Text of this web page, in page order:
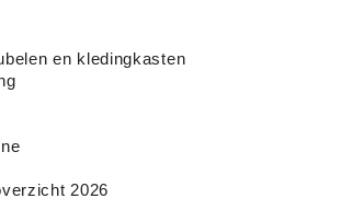
en kledingkasten
2026